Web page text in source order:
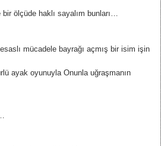
ölçüde haklı sayalım bunları…
mücadele bayrağı açmış bir isim işin
ayak oyunuyla Onunla uğraşmanın